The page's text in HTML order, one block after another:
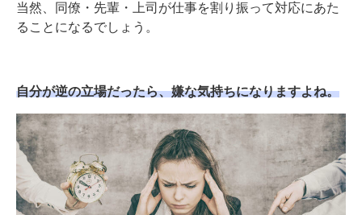
当然、同僚・先輩・上司が仕事を割り振って対応にあた
ることになるでしょう。
自分が逆の立場だったら、嫌な気持ちになりますよね。